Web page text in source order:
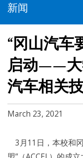
新闻
“冈山汽车
启动——大
汽车相关
March 23, 2021
3月11日，本校和